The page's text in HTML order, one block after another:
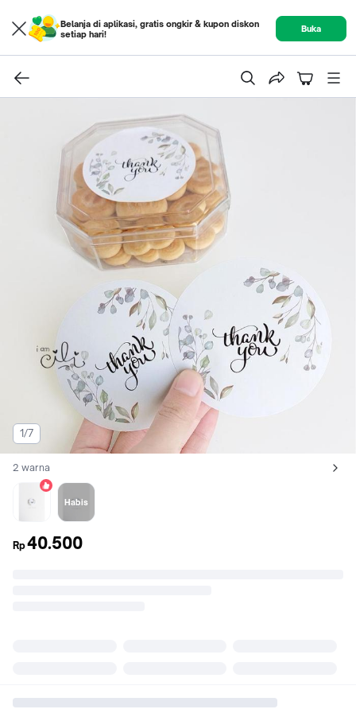
Belanja di aplikasi, gratis ongkir & kupon diskon
setiap hari!
Buka
1/7
Lihat semua variant:
2 warna
top sold, SN18 (D:7cm)
Habis
Rp40.500